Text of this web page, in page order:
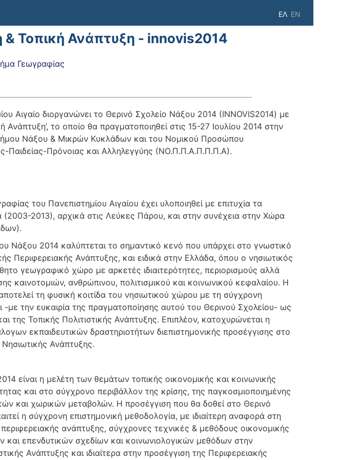
EN
ΕΛ
& Τοπική Ανάπτυξη - innovis2014
Γεωγραφίας
Αιγαίο διοργανώνει το Θερινό Σχολείο Νάξου 2014 (INNOVIS2014) με
Ανάπτυξη’, το οποίο θα πραγματοποιηθεί στις 15-27 Ιουλίου 2014 στην
Νάξου & Μικρών Κυκλάδων και του Νομικού Προσώπου
Παιδείας-Πρόνοιας και Αλληλεγγύης (ΝΟ.Π.Π.Α.Π.Π.Π.Α).
του Πανεπιστημίου Αιγαίου έχει υλοποιηθεί με επιτυχία τα
2013), αρχικά στις Λεύκες Πάρου, και στην συνέχεια στην Χώρα
Νάξου 2014 καλύπτεται το σημαντικό κενό που υπάρχει στο γνωστικό
Περιφερειακής Ανάπτυξης, και ειδικά στην Ελλάδα, όπου ο νησιωτικός
γεωγραφικό χώρο με αρκετές ιδιαιτερότητες, περιορισμούς αλλά
καινοτομιών, ανθρώπινου, πολιτισμικού και κοινωνικού κεφαλαίου. Η
τη φυσική κοιτίδα του νησιωτικού χώρου με τη σύγχρονη
-με την ευκαιρία της πραγματοποίησης αυτού του Θερινού Σχολείου- ως
της Τοπικής Πολιτιστικής Ανάπτυξης. Επιπλέον, κατοχυρώνεται η
εκπαιδευτικών δραστηριοτήτων διεπιστημονικής προσέγγισης στο
Ανάπτυξης.
είναι η μελέτη των θεμάτων τοπικής οικονομικής και κοινωνικής
και στο σύγχρονο περιβάλλον της κρίσης, της παγκοσμιοποιημένης
και χωρικών μεταβολών. Η προσέγγιση που θα δοθεί στο Θερινό
η σύγχρονη επιστημονική μεθοδολογία, με ιδιαίτερη αναφορά στη
ανάπτυξης, σύγχρονες τεχνικές & μεθόδους οικονομικής
και επενδυτικών σχεδίων και κοινωνιολογικών μεθόδων στην
Ανάπτυξης και ιδιαίτερα στην προσέγγιση της Περιφερειακής